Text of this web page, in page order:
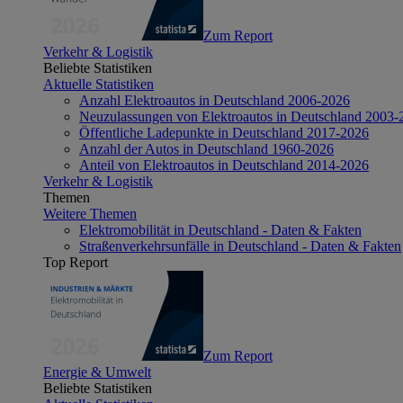
Zum Report
Verkehr & Logistik
Beliebte Statistiken
Aktuelle Statistiken
Anzahl Elektroautos in Deutschland 2006-2026
Neuzulassungen von Elektroautos in Deutschland 2003-
Öffentliche Ladepunkte in Deutschland 2017-2026
Anzahl der Autos in Deutschland 1960-2026
Anteil von Elektroautos in Deutschland 2014-2026
Verkehr & Logistik
Themen
Weitere Themen
Elektromobilität in Deutschland - Daten & Fakten
Straßenverkehrsunfälle in Deutschland - Daten & Fakten
Top Report
Zum Report
Energie & Umwelt
Beliebte Statistiken